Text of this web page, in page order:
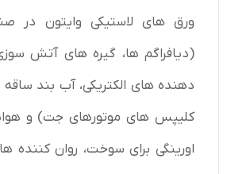
ورق های لاستیکی وایتون در
(دیافراگم ها، گیره های آتش
دهنده های الکتریکی، آب بند ساقه
کلیپس های موتورهای جت) و
اورینگی برای سوخت، روان کننده